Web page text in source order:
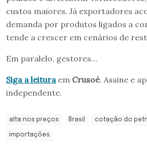
custos maiores. Já exportadores
demanda por produtos ligados a
tende a crescer em cenários de
Em paralelo, gestores…
Siga a leituraem Crusoé. Assine e
independente.
alta nos preços Brasil cotação do
importações